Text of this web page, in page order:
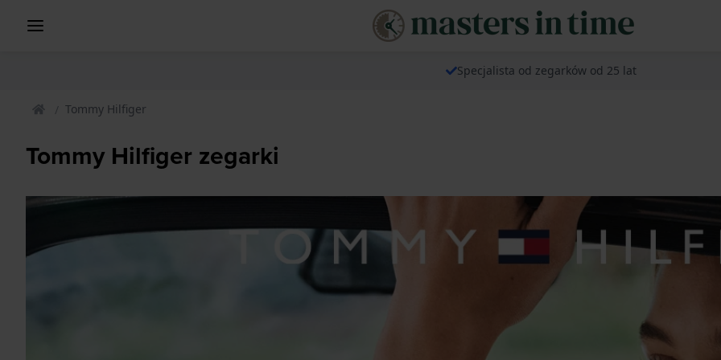
Specjalista od zegarków od 25 lat
Tommy Hilfiger
Tommy Hilfiger zegarki